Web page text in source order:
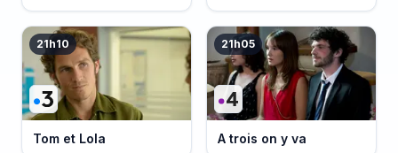
événement
21h10
Tom et Lola
21h05
A trois on y va